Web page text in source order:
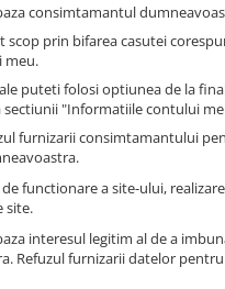
consimtamantul
prin bifarea casutei
meu.
puteti folosi optiunea de la
sectiunii "Informatiile contului
furnizarii consimtamantului
functionare a site-ului,
site.
interesul legitim al de a
Refuzul furnizarii datelor